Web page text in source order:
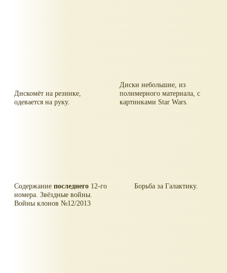
Дискомёт на резинке,
одевается на руку.
Диски небольшие, из
полимерного материала, с
картинками Star Wars.
Содержаниепоследнего 12-го
номера. Звёздные войны.
Войны клонов №12/2013
Борьба за Галактику.